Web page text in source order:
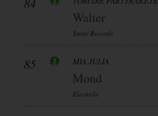
Walter
Steini Records
85 MIA JULIA
Mond
Electrola